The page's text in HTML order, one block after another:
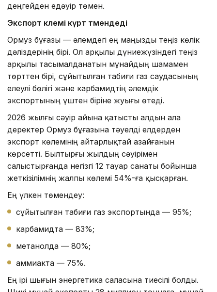
деңгейден едәуір төмен.
Экспорт көлемі күрт төмендеді
Ормуз бұғазы — әлемдегі ең маңызды теңіз көлік
дәліздерінің бірі. Ол арқылы дүниежүзіндегі теңіз
арқылы тасымалданатын мұнайдың шамамен
төрттен бірі, сұйытылған табиғи газ саудасының
елеулі бөлігі және карбамидтің әлемдік
экспортының үштен біріне жуығы өтеді.
2026 жылғы сәуір айына қатысты алдын ала
деректер Ормуз бұғазына тәуелді елдерден
экспорт көлемінің айтарлықтай азайғанын
көрсетті. Былтырғы жылдың сәуірімен
салыстырғанда негізгі 12 тауар санаты бойынша
жеткізілімнің жалпы көлемі 54%-ға қысқарған.
Ең үлкен төмендеу:
сұйытылған табиғи газ экспортында — 95%;
карбамидта — 83%;
метанолда — 80%;
аммиакта — 75%.
Ең ірі шығын энергетика саласына тиесілі болды.